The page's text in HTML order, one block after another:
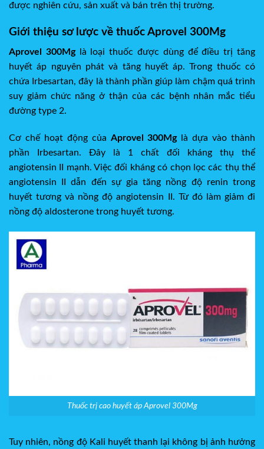
được nghiên cứu, sản xuất và bán trên thị trường.
Giới thiệu sơ lược về thuốc Aprovel 300Mg
Aprovel 300Mglà loại thuốc được dùng để điều trị tăng
huyết áp nguyên phát và tăng huyết áp. Trong thuốc có
chứa Irbesartan, đây là thành phần giúp làm chậm quá trình
suy giảm chức năng ở thận của các bệnh nhân mắc tiểu
đường type 2.
Cơ chế hoạt động của Aprovel 300Mglà dựa vào thành
phần Irbesartan. Đây là 1 chất đối kháng thụ thể
angiotensin II mạnh. Việc đối kháng có chọn lọc các thụ thể
angiotensin II dẫn đến sự gia tăng nồng độ renin trong
huyết tương và nồng độ angiotensin II. Từ đó làm giảm đi
nồng độ aldosterone trong huyết tương.
Thuốc trị cao huyết áp Aprovel 300Mg
Tuy nhiên, nồng độ Kali huyết thanh lại không bị ảnh hưởng